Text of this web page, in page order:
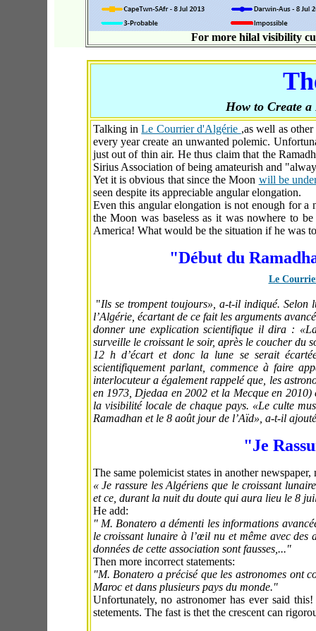
For more hilal visibility
How to Create
Talking inLe Courrier d'Algérie ,as well as
every year create an unwanted polemic.
just out of thin air. He thus claim that the
Sirius Association of being amateurish and
Yet it is obvious that since the Moon will be
seen despite its appreciable angular elongation.
Even this angular elongation is not enough for
the Moon was baseless as it was nowhere to
America! What would be the situation if he was
"Début du
Le
"Ils se trompent toujours», a-t-il indiqué.
l’Algérie, écartant de ce fait les arguments
donner une explication scientifique il dira :
surveille le croissant le soir, après le coucher du
12 h d’écart et donc la lune se serait
scientifiquement parlant, commence à faire
interlocuteur a également rappelé que, les
en 1973, Djedaa en 2002 et la Mecque en
la visibilité locale de chaque pays. «Le culte
Ramadhan et le 8 août jour de l’Aïd», a-t-il
"Je
The same polemicist states in another
« Je rassure les Algériens que le croissant
et ce, durant la nuit du doute qui aura lieu le 8
He add:
" M. Bonatero a démenti les informations
le croissant lunaire à l’œil nu et même avec des
données de cette association sont fausses,..."
Then more incorrect statements:
"M. Bonatero a précisé que les astronomes ont
Maroc et dans plusieurs pays du monde."
Unfortunately, no astronomer has ever said
stetements. The fast is thet the crescent can